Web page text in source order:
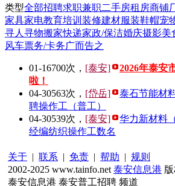
类型全部招聘求职兼职二手房租房商铺
家具家电教育培训 装修建材服装鞋帽宠
寻人寻物搬家快递家政/保洁婚庆摄影美
风车票务/卡务广而告之
01-16700次， [泰安]
2026年泰安
啦！
04-30563次， [岱岳]
泰石节能材
聘操作工（普工）
04-30539次， [泰安]
华力新材料
经编纺织操作工数名
关于 | 联系 | 免责 | 帮助 | 规则
2002-2025 www.tainfo.net 泰安信息港
泰安信息港 泰安普工招聘 频道